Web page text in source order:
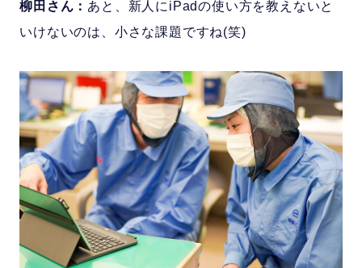
柳田さん： あと、新人にiPadの使い方を教えないと
いけないのは、小さな課題ですね(笑)